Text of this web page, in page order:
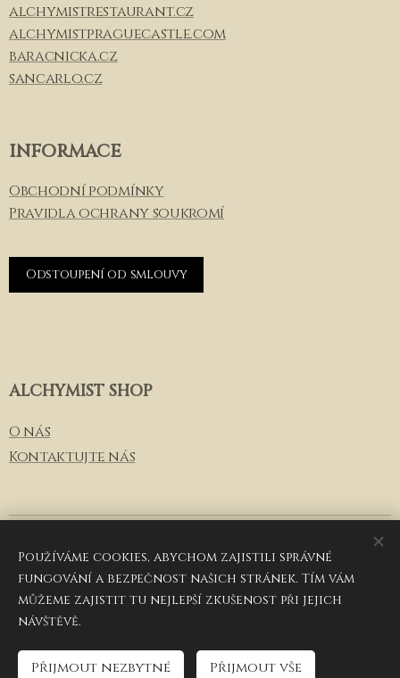
alchymistrestaurant.cz
alchymistpraguecastle.com
baracnicka.cz
sancarlo.cz
INFORMACE
Obchodní podmínky
Pravidla ochrany soukromí
Odstoupení od smlouvy
ALCHYMIST SHOP
O nás
Kontaktujte nás
, email: info@alchymist-
shop.cz, telefon: +420 257 286 011
Cookies
Používáme cookies, abychom zajistili správné
fungování a bezpečnost našich stránek. Tím vám
můžeme zajistit tu nejlepší zkušenost při jejich
návštěvě.
Přijmout nezbytné Přijmout vše